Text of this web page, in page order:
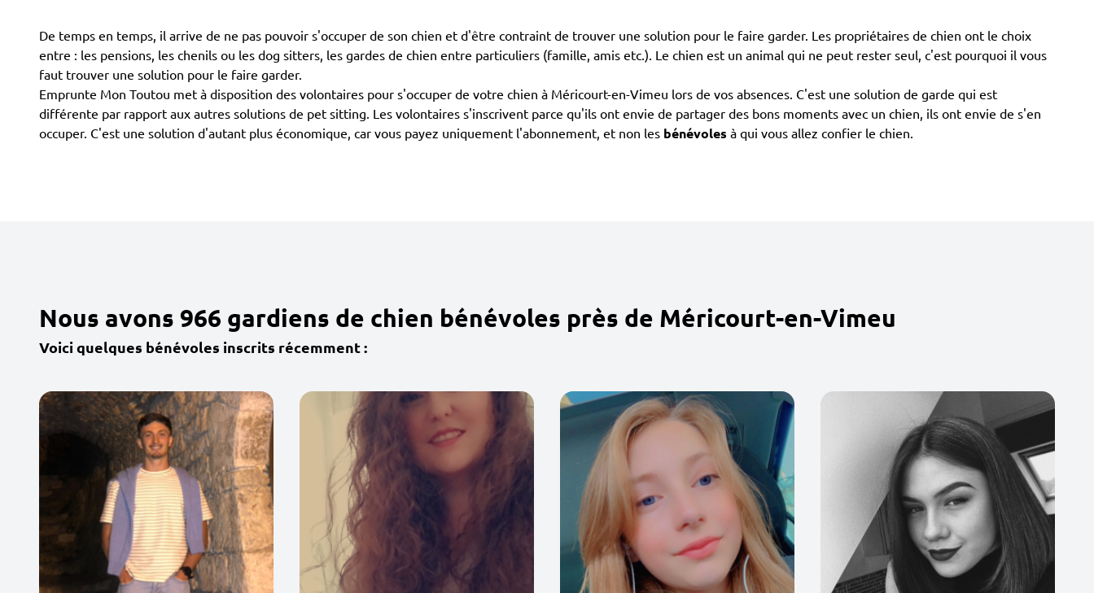
De temps en temps, il arrive de ne pas pouvoir s'occuper de son chien et d'être contraint de trouver une solution pour le faire garder. Les propriétaires de chien ont le choix
entre : les pensions, les chenils ou les dog sitters, les gardes de chien entre particuliers (famille, amis etc.). Le chien est un animal qui ne peut rester seul, c'est pourquoi il vous
faut trouver une solution pour le faire garder.
Emprunte Mon Toutou met à disposition des volontaires pour s'occuper de votre chien à Méricourt-en-Vimeu lors de vos absences. C'est une solution de garde qui est
différente par rapport aux autres solutions de pet sitting. Les volontaires s'inscrivent parce qu'ils ont envie de partager des bons moments avec un chien, ils ont envie de s'en
occuper. C'est une solution d'autant plus économique, car vous payez uniquement l'abonnement, et non les bénévoles à qui vous allez confier le chien.
Nous avons 966 gardiens de chien bénévoles près de Méricourt-en-Vimeu
Voici quelques bénévoles inscrits récemment :